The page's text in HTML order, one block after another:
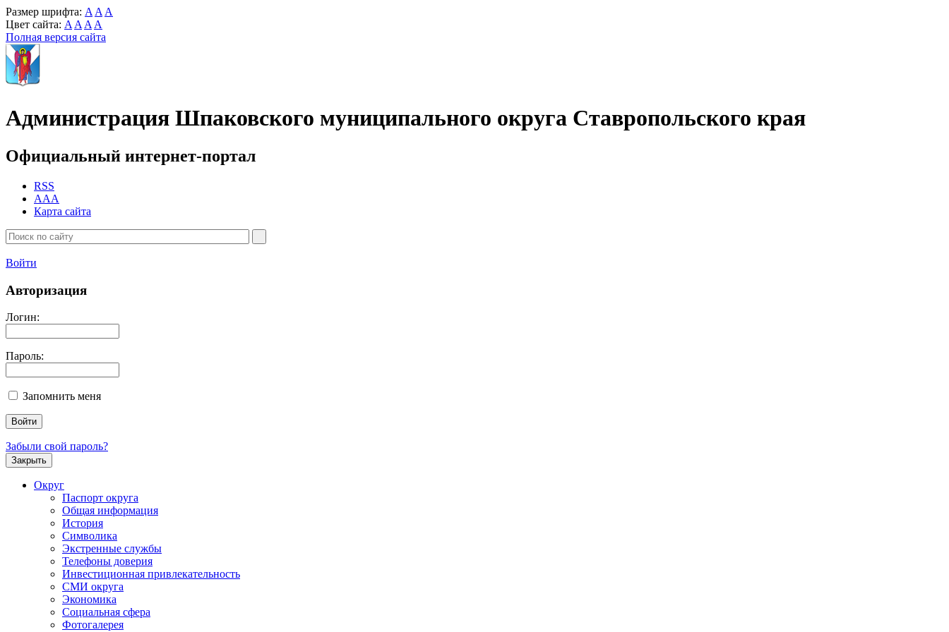
Размер шрифта: A A A
Цвет сайта: A A A A
Полная версия сайта
Администрация Шпаковского муниципального округа Ставропольского края
Официальный интернет-портал
RSS
AAA
Карта сайта
Войти
Авторизация
Логин:
Пароль:
Запомнить меня
Забыли свой пароль?
Закрыть
Округ
Паспорт округа
Общая информация
История
Символика
Экстренные службы
Телефоны доверия
Инвестиционная привлекательность
СМИ округа
Экономика
Социальная сфера
Фотогалерея